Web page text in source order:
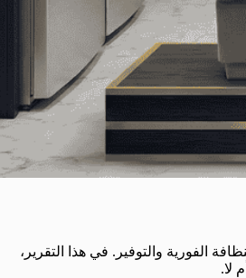
الفورية والتوفير. في هذا التقرير،
لا.